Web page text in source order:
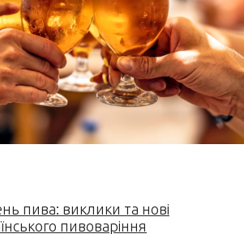
пива: виклики та нові
пивоваріння